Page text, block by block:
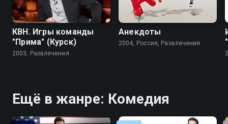
КВН. Игры команды
"Прима" (Курск)
2003, Развлечения
Анекдоты
2004, Россия, Развлечения
Ещё в жанре: Комедия